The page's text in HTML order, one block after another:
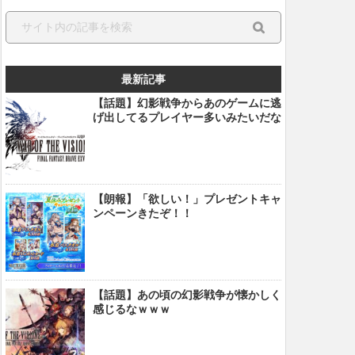
最新記事
【話題】幻影戦争からあのゲームに逃
げ出してるプレイヤー多いみたいだな
【朗報】「欲しい！」プレゼントキャ
ンペーンきたぞ！！
【話題】あの頃の幻影戦争が懐かしく
感じるなｗｗｗ